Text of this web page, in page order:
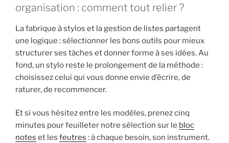
organisation : comment tout relier ?
La fabrique à stylos et la gestion de listes partagent
une logique : sélectionner les bons outils pour mieux
structurer ses tâches et donner forme à ses idées. Au
fond, un stylo reste le prolongement de la méthode :
choisissez celui qui vous donne envie d’écrire, de
raturer, de recommencer.
Et si vous hésitez entre les modèles, prenez cinq
minutes pour feuilleter notre sélection sur le bloc
notes et les feutres : à chaque besoin, son instrument.